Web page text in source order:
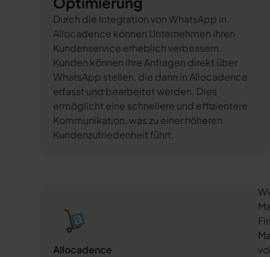
Durch die Integration von WhatsApp in
Allocadence können Unternehmen ihren
Kundenservice erheblich verbessern.
Kunden können ihre Anfragen direkt über
WhatsApp stellen, die dann in Allocadence
erfasst und bearbeitet werden. Dies
ermöglicht eine schnellere und effizientere
Kommunikation, was zu einer höheren
Kundenzufriedenheit führt.
Allocadence